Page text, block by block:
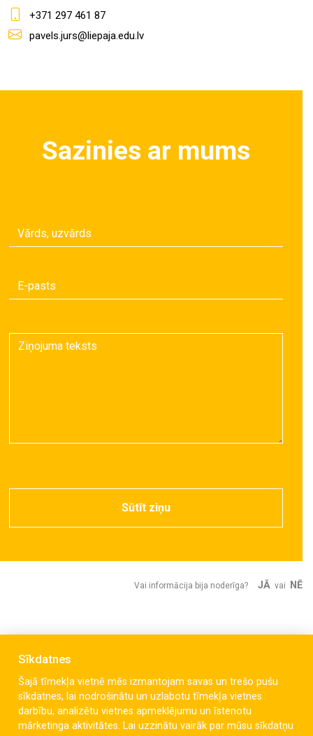
+371 297 461 87
pavels.jurs@liepaja.edu.lv
Sazinies ar mums
Sūtīt ziņu
Vai informācija bija noderīga? JĀ vai NĒ
Sīkdatnes
Šajā tīmekļa vietnē mēs izmantojam savas un trešo pušu
sīkdatnes, lai nodrošinātu un uzlabotu tīmekļa vietnes
darbību, analizētu vietnes apmeklējumu un īstenotu
mārketinga aktivitātes. Lai uzzinātu vairāk par mūsu sīkdatņu